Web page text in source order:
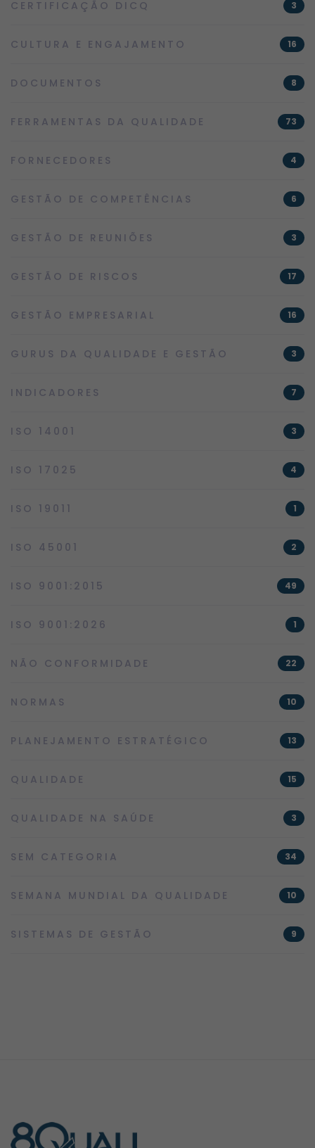
CERTIFICAÇÃO DICQ 3
CULTURA E ENGAJAMENTO 16
DOCUMENTOS 8
FERRAMENTAS DA QUALIDADE 73
FORNECEDORES 4
GESTÃO DE COMPETÊNCIAS 6
GESTÃO DE REUNIÕES 3
GESTÃO DE RISCOS 17
GESTÃO EMPRESARIAL 16
GURUS DA QUALIDADE E GESTÃO 3
INDICADORES 7
ISO 14001 3
ISO 17025 4
ISO 19011 1
ISO 45001 2
ISO 9001:2015 49
ISO 9001:2026 1
NÃO CONFORMIDADE 22
NORMAS 10
PLANEJAMENTO ESTRATÉGICO 13
QUALIDADE 15
QUALIDADE NA SAÚDE 3
SEM CATEGORIA 34
SEMANA MUNDIAL DA QUALIDADE 10
SISTEMAS DE GESTÃO 9